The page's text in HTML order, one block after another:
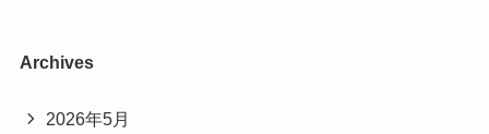
Archives
2026年5月